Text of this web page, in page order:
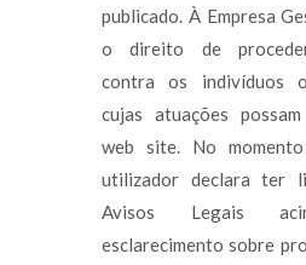
publicado. À Empresa
o direito de
contra os indivíduos
cujas atuações
web site. No
utilizador declara ter
Avisos Legais
esclarecimento sobre